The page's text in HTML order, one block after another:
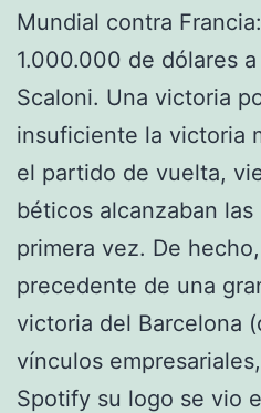
Mundial contra
1.000.000 de dólares
Scaloni. Una victoria
insuficiente la victoria
el partido de vuelta,
béticos alcanzaban
primera vez. De
precedente de una
victoria del Barcelona
vínculos
Spotify su logo se vio